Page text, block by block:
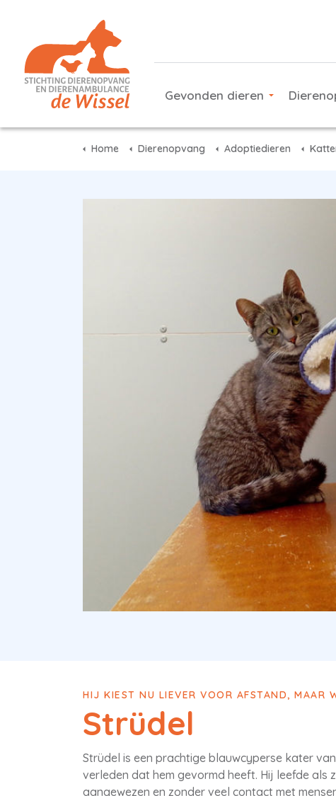
Gevonden dieren
Home Dierenopvang Adoptiedieren
HIJ KIEST NU LIEVER VOOR AFSTAND, MAAR
Strüdel
Strüdel is een prachtige blauwcyperse kater
verleden dat hem gevormd heeft. Hij leefde als
aangewezen en zonder veel contact met